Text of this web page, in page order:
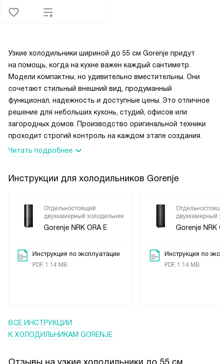
Узкие холодильники шириной до 55 см Gorenje придут
на помощь, когда на кухне важен каждый сантиметр.
Модели компактны, но удивительно вместительны. Они
сочетают стильный внешний вид, продуманный
функционал, надежность и доступные цены. Это отличное
решение для небольших кухонь, студий, офисов или
загородных домов. Производство оригинальной техники
проходит строгий контроль на каждом этапе создания.
Читать подробнее
Инструкции для холодильников Gorenje
Отдельностоящий
двухкамерный холодильник
Gorenje NRK ORA E
Инструкция по эксплуатации
PDF, 1.14 MB
двухкамерный
Gorenje NRK
Инструкция по
PDF, 1.14 MB
ВСЕ ИНСТРУКЦИИ
К ХОЛОДИЛЬНИКАМ GORENJE